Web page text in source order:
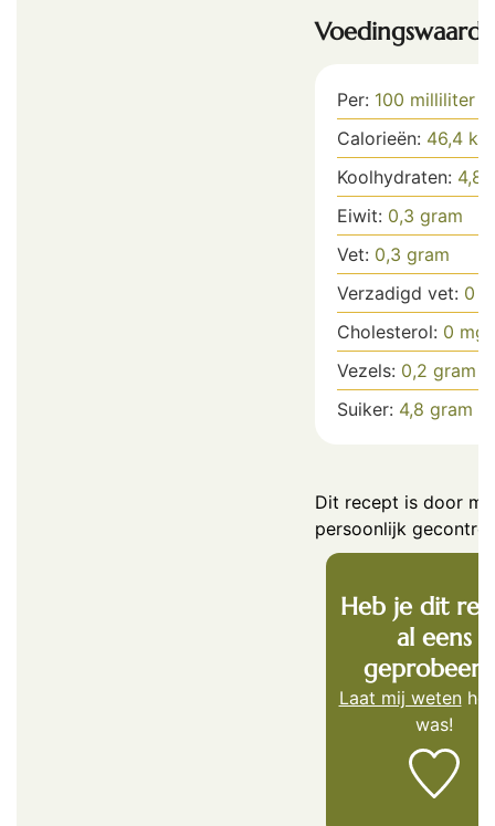
Voedingswaarde
Per: 100 milliliter
Calorieën: 46,4
Koolhydraten: 4,8
Eiwit: 0,3 gram
Vet: 0,3 gram
Verzadigd vet: 0
Cholesterol: 0 mg
Vezels: 0,2 gram
Suiker: 4,8 gram
Dit recept is door mij
persoonlijk
Heb je dit
al eens
Laat mij weten
was!